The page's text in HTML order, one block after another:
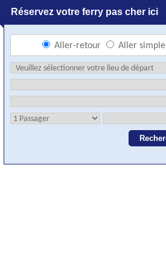
Réservez votre ferry pas cher ici
Aller-retour Aller simple